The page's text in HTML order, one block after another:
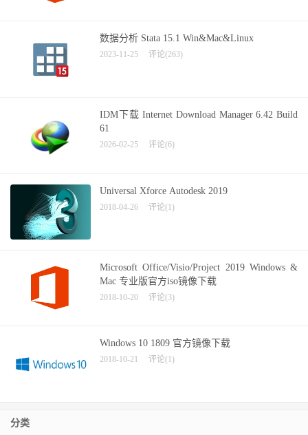
数据分析 Stata 15.1 Win&Mac&Linux
2023-11-25 评论(263)
IDM下载 Internet Download Manager 6.42 Build
61
2026-02-25 评论(6)
Universal Xforce Autodesk 2019
2018-04-26 评论(1)
Microsoft Office/Visio/Project 2019 Windows &
Mac 专业版官方iso镜像下载
2018-10-20 评论(3)
Windows 10 1809 官方镜像下载
2018-10-21 评论(1)
分类